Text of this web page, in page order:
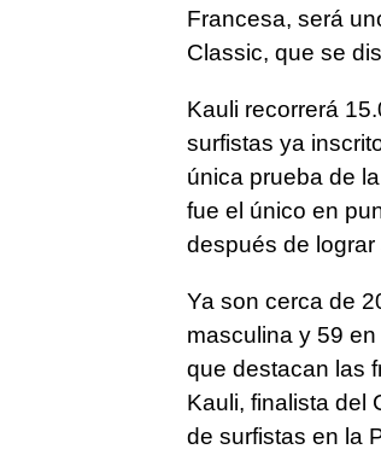
Francesa, será
Classic, que se
Kauli recorrerá
surfistas ya
única prueba de
fue el único en
después de
Ya son cerca de
masculina y 59
que destacan las
Kauli, finalista del
de surfistas en la